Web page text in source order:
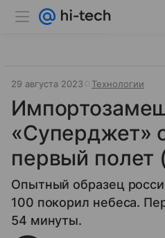
29 августа 2023 Технологии
«Суперджет»
первый полет
Опытный образец
100 покорил небеса.
54 минуты.